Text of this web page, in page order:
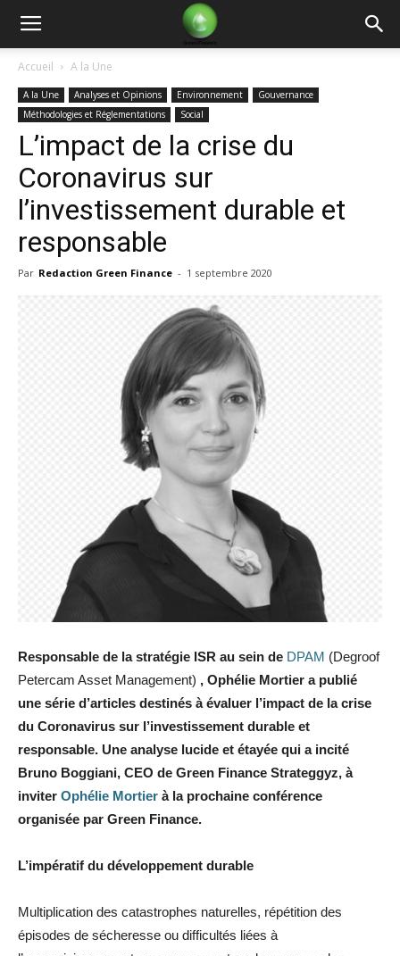
Green
Finance
Accueil A la Une
A la Une Analyses et Opinions Environnement
Gouvernance
Méthodologies et Réglementations
Social
L’impact de la crise du
Coronavirus sur
l’investissement durable et
responsable
Par Redaction Green Finance - 1 septembre 2020
Responsable de la stratégie ISR au sein de DPAM (Degroof
Petercam Asset Management) , Ophélie Mortier a publié
une série d’articles destinés à évaluer l’impact de la crise
du Coronavirus sur l’investissement durable et
responsable. Une analyse lucide et étayée qui a incité
Bruno Boggiani, CEO de Green Finance Strateggyz, à
inviter Ophélie Mortier à la prochaine conférence
organisée par Green Finance.
L’impératif du développement durable
Multiplication des catastrophes naturelles, répétition des
épisodes de sécheresse ou difficultés liées à